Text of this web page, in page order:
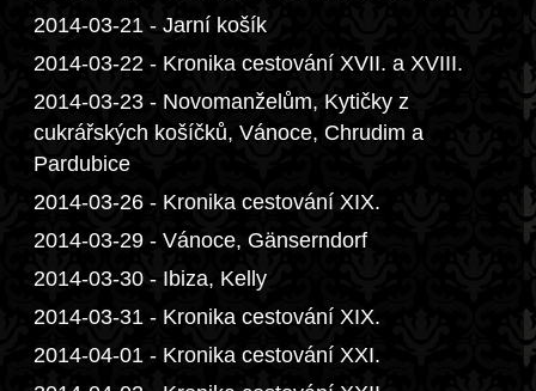
2014-03-21 - Jarní košík
2014-03-22 - Kronika cestování XVII. a XVIII.
2014-03-23 - Novomanželům, Kytičky z
cukrářských košíčků, Vánoce, Chrudim a
Pardubice
2014-03-26 - Kronika cestování XIX.
2014-03-29 - Vánoce, Gänserndorf
2014-03-30 - Ibiza, Kelly
2014-03-31 - Kronika cestování XIX.
2014-04-01 - Kronika cestování XXI.